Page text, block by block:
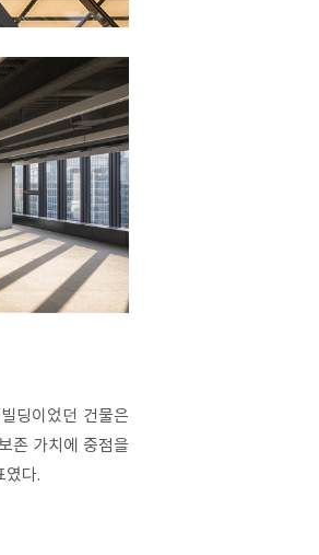
딩이었던 건물은
존 가치에 중점을
였다.